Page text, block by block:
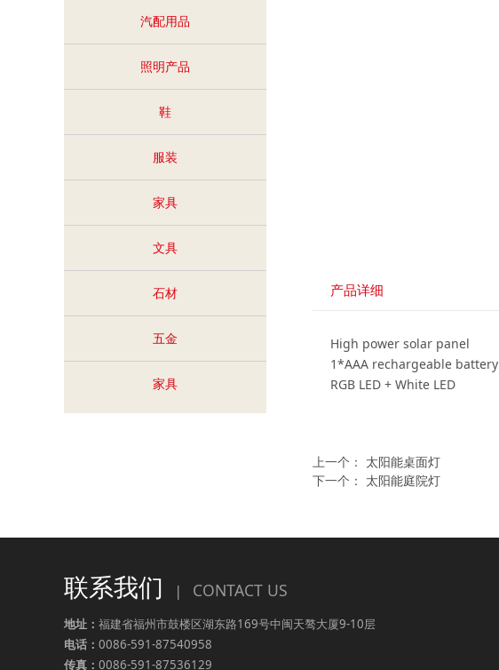
汽配用品
照明产品
鞋
服装
家具
文具
石材
五金
家具
产品详细
High power solar panel
1*AAA rechargeable battery
RGB LED + White LED
上一个： 太阳能桌面灯
下一个： 太阳能庭院灯
联系我们 | CONTACT US
地址： 福建省福州市鼓楼区湖东路169号中闽天骜大厦9-10层
电话： 0086-591-87540958
传真： 0086-591-87536129